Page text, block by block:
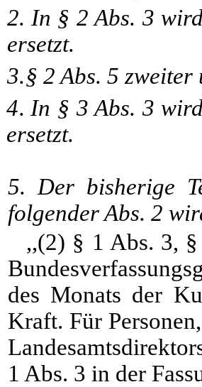
2. In § 2 Abs. 3
ersetzt.
3.§ 2 Abs. 5
4. In § 3 Abs. 3
ersetzt.
5. Der bisherige
folgender Abs. 2
,,(2) § 1 Abs. 3,
des Monats der
Kraft. Für
1 Abs. 3 in der